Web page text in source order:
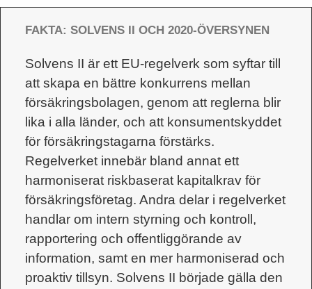
FAKTA: SOLVENS II OCH 2020-ÖVERSYNEN
Solvens II är ett EU-regelverk som syftar till
att skapa en bättre konkurrens mellan
försäkringsbolagen, genom att reglerna blir
lika i alla länder, och att konsumentskyddet
för försäkringstagarna förstärks.
Regelverket innebär bland annat ett
harmoniserat riskbaserat kapitalkrav för
försäkringsföretag. Andra delar i regelverket
handlar om intern styrning och kontroll,
rapportering och offentliggörande av
information, samt en mer harmoniserad och
proaktiv tillsyn. Solvens II började gälla den